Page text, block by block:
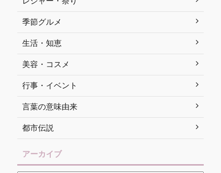
季節グルメ
生活・知恵
美容・コスメ
行事・イベント
言葉の意味由来
都市伝説
アーカイブ